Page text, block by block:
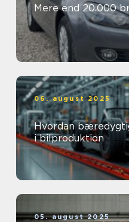
Mere end 20.000
06. august 2025
Hvordan
i bilproduktion
05. august 2025